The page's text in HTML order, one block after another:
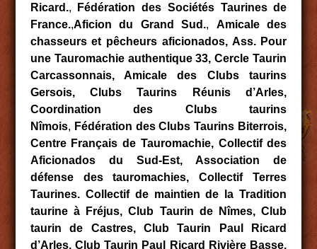
Ricard.,
Fédération des Sociétés Taurines de
France.,Aficion du Grand Sud., Amicale des
chasseurs et pêcheurs aficionados, Ass. Pour
une Tauromachie authentique 33, Cercle Taurin
Carcassonnais, Amicale des Clubs taurins
Gersois, Clubs Taurins Réunis d’Arles,
Coordination des Clubs taurins
Nîmois, Fédération des Clubs Taurins Biterrois,
Centre Français de Tauromachie, Collectif des
Aficionados du Sud-Est, Association de
défense des tauromachies, Collectif Terres
Taurines. Collectif de maintien de la Tradition
taurine à Fréjus, Club Taurin de Nîmes, Club
taurin de Castres, Club Taurin Paul Ricard
d’Arles, Club Taurin Paul Ricard Rivière Basse,